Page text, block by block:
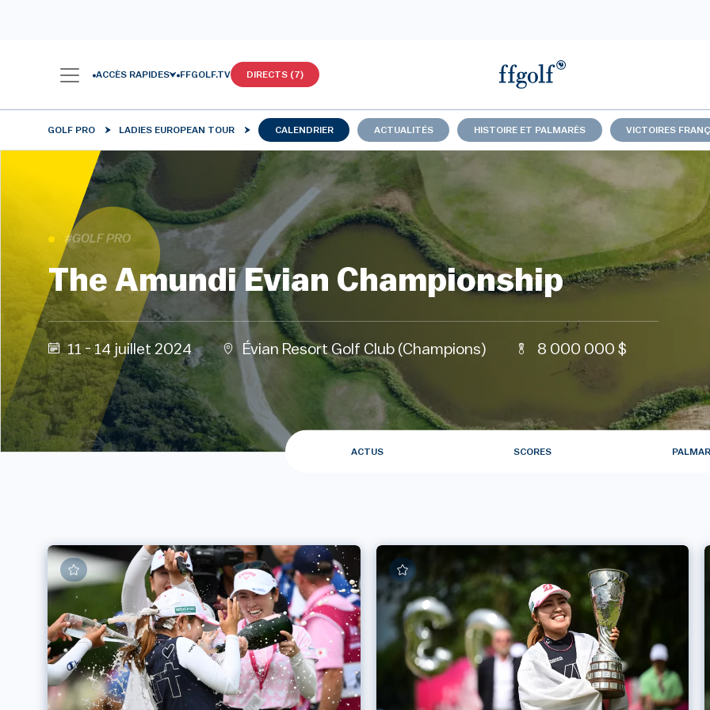
ACCÈS RAPIDES FFGOLF.TV DIRECTS (7)
GOLF PRO LADIES EUROPEAN TOUR CALENDRIER ACTUALITÉS HISTOIRE ET PALMARÈS VICTOIRES
#GOLF PRO
The Amundi Evian Championship
11 - 14 juillet 2024 Évian Resort Golf Club (Champions) 8 000 000 $
ACTUS SCORES